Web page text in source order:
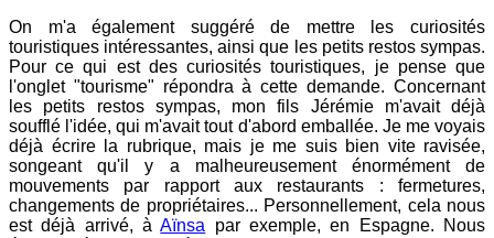
On m'a également suggéré de mettre les curiosités
touristiques intéressantes, ainsi que les petits restos sympas.
Pour ce qui est des curiosités touristiques, je pense que
l'onglet "tourisme" répondra à cette demande. Concernant
les petits restos sympas, mon fils Jérémie m'avait déjà
soufflé l'idée, qui m'avait tout d'abord emballée. Je me voyais
déjà écrire la rubrique, mais je me suis bien vite ravisée,
songeant qu'il y a malheureusement énormément de
mouvements par rapport aux restaurants : fermetures,
changements de propriétaires... Personnellement, cela nous
est déjà arrivé, àAïnsa par exemple, en Espagne. Nous